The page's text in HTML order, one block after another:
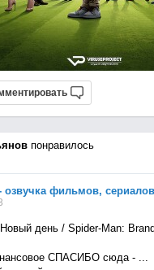
понравилось
озвучка фильмов,
день / Spider-Man:
СПАСИБО сюда - ...